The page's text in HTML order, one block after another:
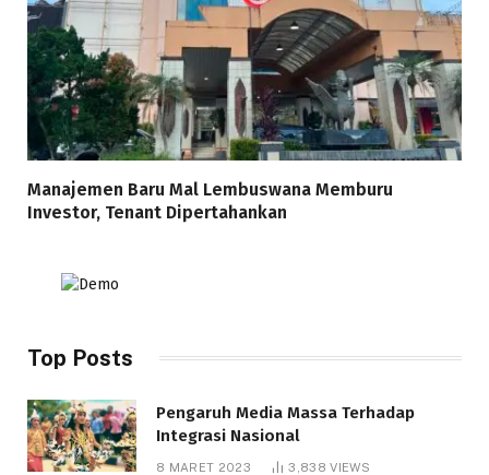
Manajemen Baru Mal Lembuswana Memburu
Investor, Tenant Dipertahankan
Top Posts
Pengaruh Media Massa Terhadap
Integrasi Nasional
8 MARET 2023 3,838VIEWS